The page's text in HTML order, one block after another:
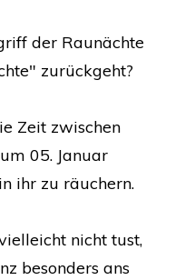
der Raunächte
zurückgeht?
Zeit zwischen
05. Januar
ihr zu räuchern.
nicht tust,
besonders ans